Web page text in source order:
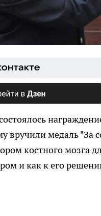
вручили медаль "За
костного мозга
и как к его